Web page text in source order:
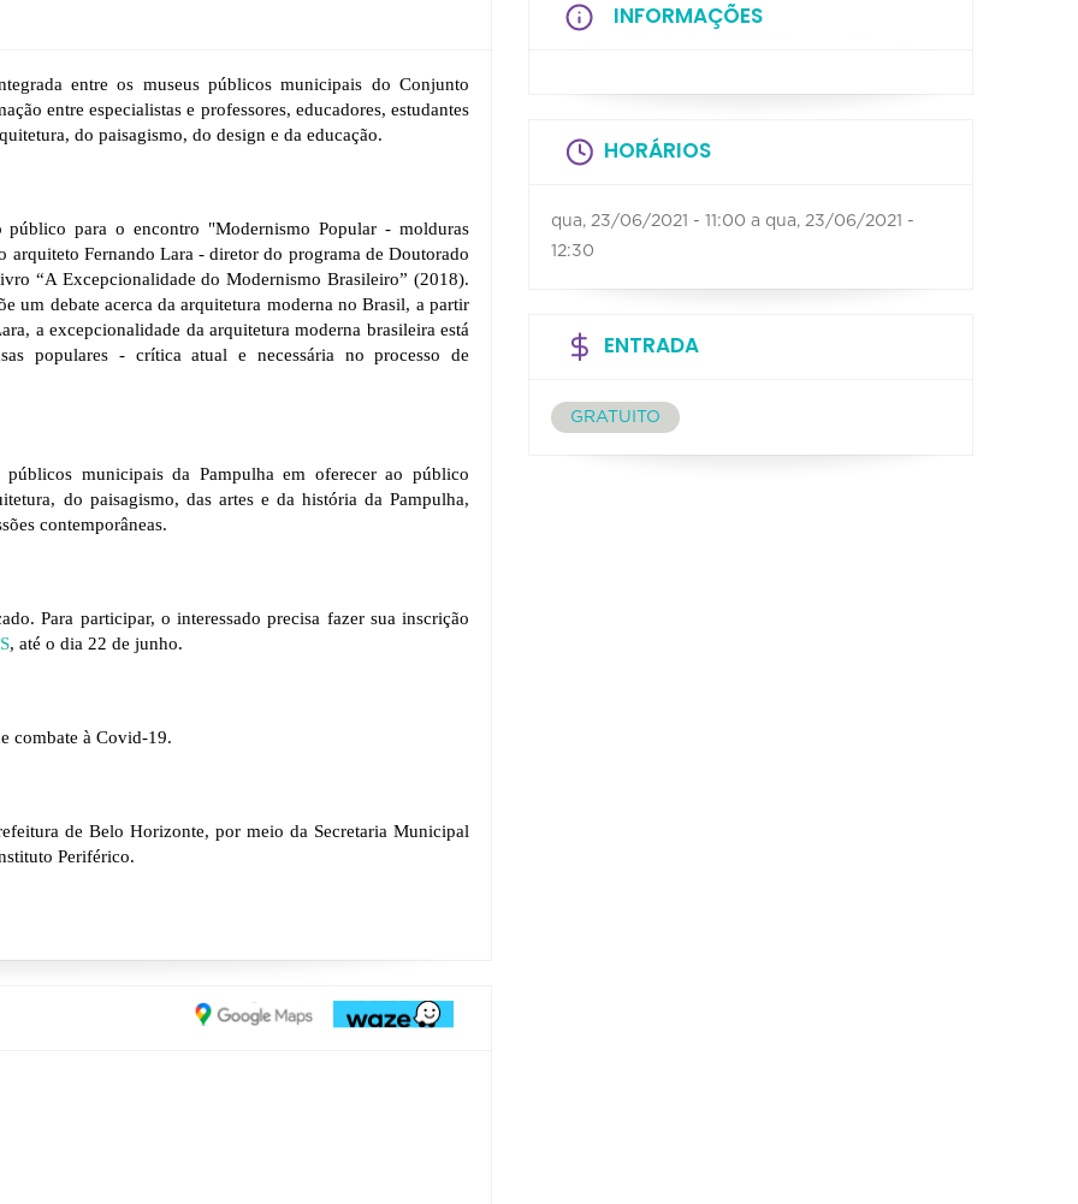
entre os museus públicos municipais do Conjunto
entre especialistas e professores, educadores, estudantes
do paisagismo, do design e da educação.
para o encontro "Modernismo Popular - molduras
arquiteto Fernando Lara - diretor do programa de Doutorado
“A Excepcionalidade do Modernismo Brasileiro” (2018).
um debate acerca da arquitetura moderna no Brasil, a partir
a excepcionalidade da arquitetura moderna brasileira está
populares - crítica atual e necessária no processo de
municipais da Pampulha em oferecer ao público
do paisagismo, das artes e da história da Pampulha,
contemporâneas.
Para participar, o interessado precisa fazer sua inscrição
, até o dia 22 de junho.
combate à Covid-19.
de Belo Horizonte, por meio da Secretaria Municipal
Periférico.
INFORMAÇÕES
HORÁRIOS
qua, 23/06/2021 - 11:00 a qua, 23/06/2021 -
12:30
ENTRADA
GRATUITO